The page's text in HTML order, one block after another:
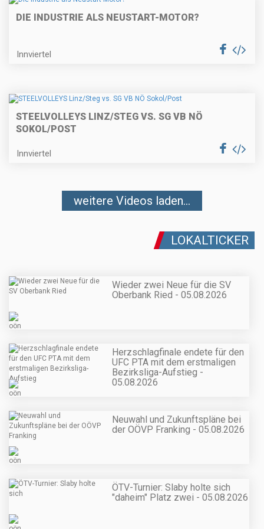
DIE INDUSTRIE ALS NEUSTART-MOTOR?
Innviertel
STEELVOLLEYS LINZ/STEG VS. SG VB NÖ
SOKOL/POST
Innviertel
weitere Videos laden...
LOKALTICKER
Wieder zwei Neue für die SV
Oberbank Ried - 05.08.2026
Herzschlagfinale endete für den
UFC PTA mit dem erstmaligen
Bezirksliga-Aufstieg -
05.08.2026
Neuwahl und Zukunftspläne bei
der OÖVP Franking - 05.08.2026
ÖTV-Turnier: Slaby holte sich
"daheim" Platz zwei - 05.08.2026